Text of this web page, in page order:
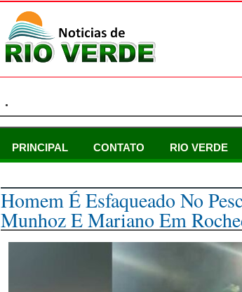
.
PRINCIPAL CONTATO RIO VERDE
Homem É Esfaqueado No
Munhoz E Mariano Em